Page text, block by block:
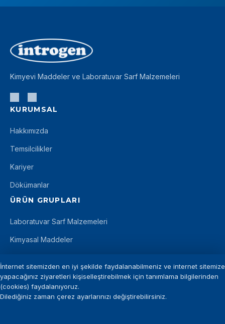
Kimyevi Maddeler ve Laboratuvar Sarf Malzemeleri
KURUMSAL
Hakkımızda
Temsilcilikler
Kariyer
Dökümanlar
ÜRÜN GRUPLARI
Laboratuvar Sarf Malzemeleri
Kimyasal Maddeler
İLETIŞIM
+90 212 875 11 12
İnternet sitemizden en iyi şekilde faydalanabilmeniz ve internet sitemize
yapacağınız ziyaretleri kişiselleştirebilmek için tanımlama bilgilerinden
(cookies) faydalanıyoruz.
Dilediğiniz zaman çerez ayarlarınızı değiştirebilirsiniz.